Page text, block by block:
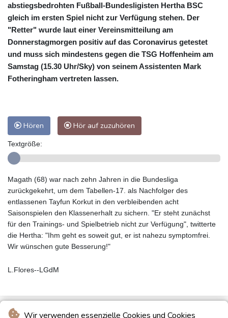
Wir verwenden essenzielle Cookies und Cookies
abstiegsbedrohten Fußball-Bundesligisten Hertha BSC
gleich im ersten Spiel nicht zur Verfügung stehen. Der
"Retter" wurde laut einer Vereinsmitteilung am
Donnerstagmorgen positiv auf das Coronavirus getestet
und muss sich mindestens gegen die TSG Hoffenheim am
Samstag (15.30 Uhr/Sky) von seinem Assistenten Mark
Fotheringham vertreten lassen.
Hören Hör auf zuzuhören
Textgröße:
Magath (68) war nach zehn Jahren in die Bundesliga
zurückgekehrt, um dem Tabellen-17. als Nachfolger des
entlassenen Tayfun Korkut in den verbleibenden acht
Saisonspielen den Klassenerhalt zu sichern. "Er steht zunächst
für den Trainings- und Spielbetrieb nicht zur Verfügung", twitterte
die Hertha: "Ihm geht es soweit gut, er ist nahezu symptomfrei.
Wir wünschen gute Besserung!"
L.Flores--LGdM